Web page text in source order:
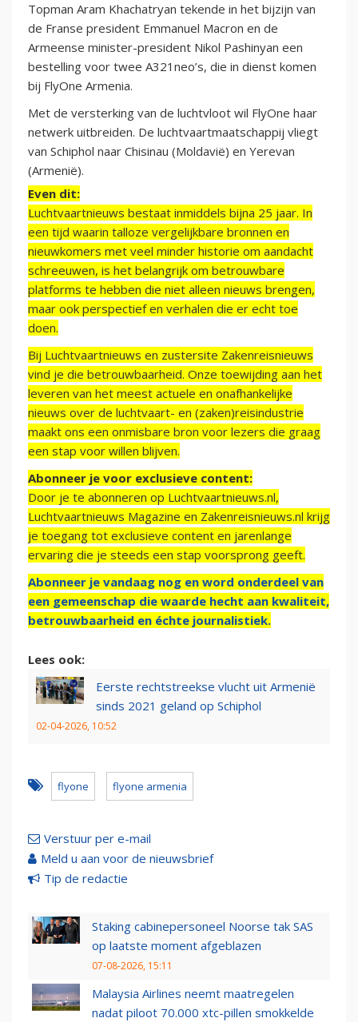
Topman Aram Khachatryan tekende in het bijzijn van
de Franse president Emmanuel Macron en de
Armeense minister-president Nikol Pashinyan een
bestelling voor twee A321neo’s, die in dienst komen
bij FlyOne Armenia.
Met de versterking van de luchtvloot wil FlyOne haar
netwerk uitbreiden. De luchtvaartmaatschappij vliegt
van Schiphol naar Chisinau (Moldavië) en Yerevan
(Armenië).
Even dit:
Luchtvaartnieuws bestaat inmiddels bijna 25 jaar. In
een tijd waarin talloze vergelijkbare bronnen en
nieuwkomers met veel minder historie om aandacht
schreeuwen, is het belangrijk om betrouwbare
platforms te hebben die niet alleen nieuws brengen,
maar ook perspectief en verhalen die er echt toe
doen.
Bij Luchtvaartnieuws en zustersite Zakenreisnieuws
vind je die betrouwbaarheid. Onze toewijding aan het
leveren van het meest actuele en onafhankelijke
nieuws over de luchtvaart- en (zaken)reisindustrie
maakt ons een onmisbare bron voor lezers die graag
een stap voor willen blijven.
Abonneer je voor exclusieve content:
Door je te abonneren op Luchtvaartnieuws.nl,
Luchtvaartnieuws Magazine en Zakenreisnieuws.nl krijg
je toegang tot exclusieve content en jarenlange
ervaring die je steeds een stap voorsprong geeft.
Abonneer je vandaag nog en word onderdeel van
een gemeenschap die waarde hecht aan kwaliteit,
betrouwbaarheid en échte journalistiek.
Lees ook:
Eerste rechtstreekse vlucht uit Armenië
sinds 2021 geland op Schiphol
02-04-2026, 10:52
flyone flyone armenia
Verstuur per e-mail
Meld u aan voor de nieuwsbrief
Tip de redactie
Staking cabinepersoneel Noorse tak SAS
op laatste moment afgeblazen
07-08-2026, 15:11
Malaysia Airlines neemt maatregelen
nadat piloot 70.000 xtc-pillen smokkelde